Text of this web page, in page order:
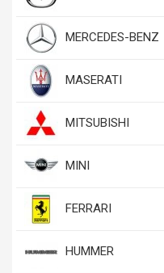
MERCEDES-BENZ
MASERATI
MITSUBISHI
MINI
FERRARI
HUMMER